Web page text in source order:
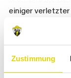
Zustimmung
einiger verletzter
Einsatz, den wir
öfteren gesehen